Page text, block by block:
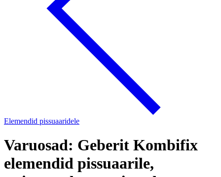
Elemendid pissuaaridele
Varuosad: Geberit Kombifix
elemendid pissuaarile,